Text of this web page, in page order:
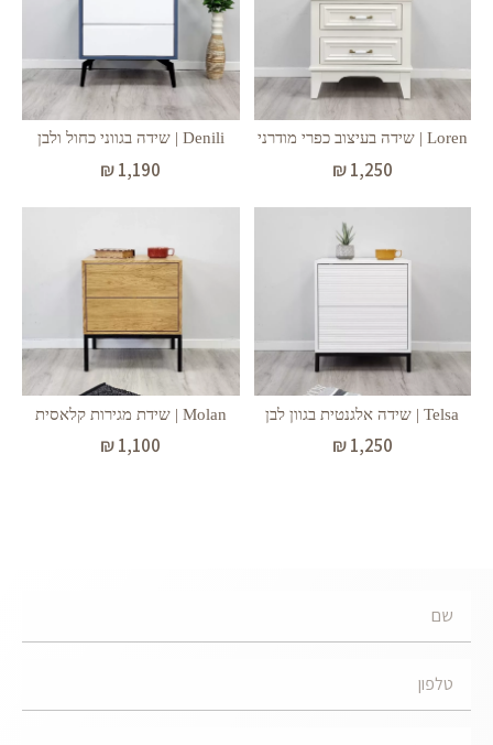
Loren | שידה בעיצוב כפרי מודרני
₪1,250
Denili | שידה בגווני כחול ולבן
₪1,190
Telsa | שידה אלגנטית בגוון לבן
₪1,250
Molan | שידת מגירות קלאסית
₪1,100